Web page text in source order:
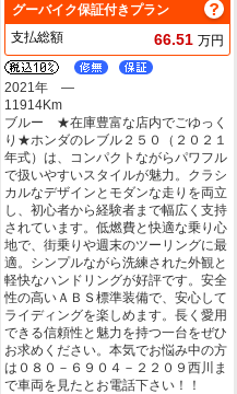
グーバイク保証付きプラン
支払総額
66.51 万円
2021年 ―
11914Km
ブルー ★在庫豊富な店内でごゆっく
り★ホンダのレブル２５０（２０２１
年式）は、コンパクトながらパワフル
で扱いやすいスタイルが魅力。クラシ
カルなデザインとモダンな走りを両立
し、初心者から経験者まで幅広く支持
されています。低燃費と快適な乗り心
地で、街乗りや週末のツーリングに最
適。シンプルながら洗練された外観と
軽快なハンドリングが好評です。安全
性の高いＡＢＳ標準装備で、安心して
ライディングを楽しめます。長く愛用
できる信頼性と魅力を持つ一台をぜひ
お求めください。本気でお悩み中の方
は０８０－６９０４－２２０９西川ま
で車両を見たとお電話下さい！！